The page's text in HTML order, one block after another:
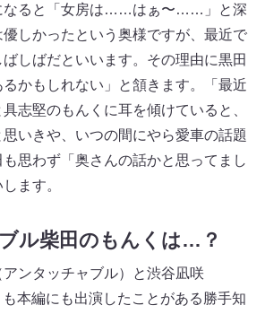
なると「女房は……はぁ〜……」と深
しかったという奥様ですが、最近で
しばだといいます。その理由に黒田
かもしれない」と頷きます。「最近
志堅のもんくに耳を傾けていると、
いきや、いつの間にやら愛車の話題
わず「奥さんの話かと思ってまし
ます。
ル柴田のもんくは…？
ンタッチャブル）と渋谷凪咲
も本編にも出演したことがある勝手知